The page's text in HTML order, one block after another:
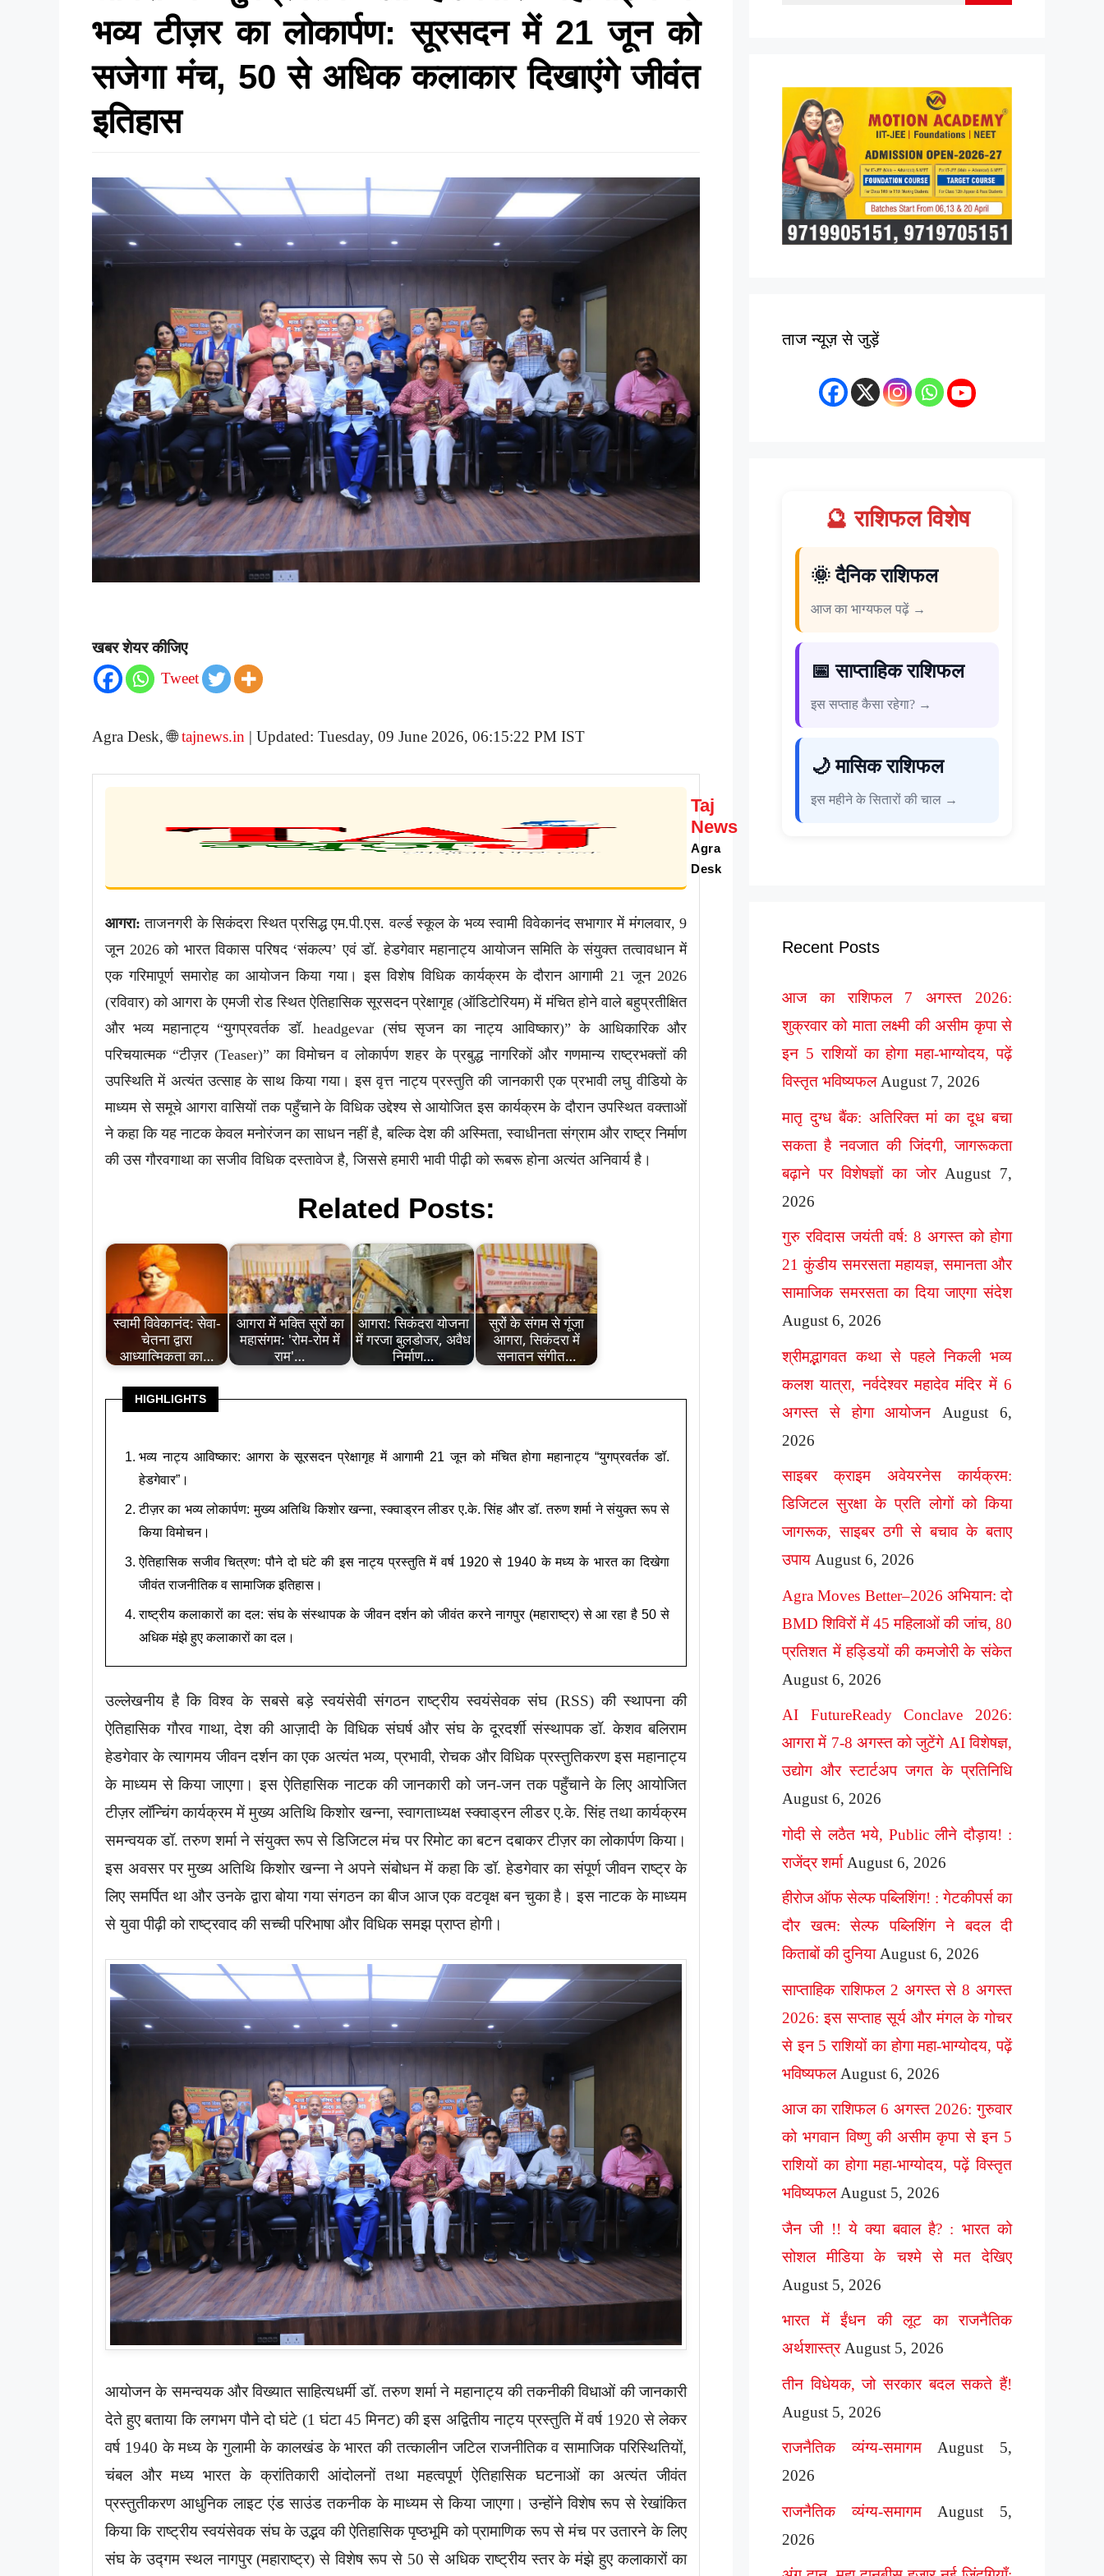
भव्य टीज़र का लोकार्पण: सूरसदन में 21 जून को
सजेगा मंच, 50 से अधिक कलाकार दिखाएंगे जीवंत
इतिहास
खबर शेयर कीजिए
Tweet
Agra Desk, 🌐tajnews.in | Updated: Tuesday, 09 June 2026, 06:15:22 PM IST
Taj
News
Agra
Desk
आगरा: ताजनगरी के सिकंदरा स्थित प्रसिद्ध एम.पी.एस. वर्ल्ड स्कूल के भव्य स्वामी विवेकानंद सभागार में मंगलवार, 9
जून 2026 को भारत विकास परिषद ‘संकल्प’ एवं डॉ. हेडगेवार महानाट्य आयोजन समिति के संयुक्त तत्वावधान में
एक गरिमापूर्ण समारोह का आयोजन किया गया। इस विशेष विधिक कार्यक्रम के दौरान आगामी 21 जून 2026
(रविवार) को आगरा के एमजी रोड स्थित ऐतिहासिक सूरसदन प्रेक्षागृह (ऑडिटोरियम) में मंचित होने वाले बहुप्रतीक्षित
और भव्य महानाट्य “युगप्रवर्तक डॉ. headgevar (संघ सृजन का नाट्य आविष्कार)” के आधिकारिक और
परिचयात्मक “टीज़र (Teaser)” का विमोचन व लोकार्पण शहर के प्रबुद्ध नागरिकों और गणमान्य राष्ट्रभक्तों की
उपस्थिति में अत्यंत उत्साह के साथ किया गया। इस वृत्त नाट्य प्रस्तुति की जानकारी एक प्रभावी लघु वीडियो के
माध्यम से समूचे आगरा वासियों तक पहुँचाने के विधिक उद्देश्य से आयोजित इस कार्यक्रम के दौरान उपस्थित वक्ताओं
ने कहा कि यह नाटक केवल मनोरंजन का साधन नहीं है, बल्कि देश की अस्मिता, स्वाधीनता संग्राम और राष्ट्र निर्माण
की उस गौरवगाथा का सजीव विधिक दस्तावेज है, जिससे हमारी भावी पीढ़ी को रूबरू होना अत्यंत अनिवार्य है।
Related Posts:
स्वामी विवेकानंद: सेवा-
चेतना द्वारा
आध्यात्मिकता का…
आगरा में भक्ति सुरों का
महासंगम: 'रोम-रोम में
राम'…
आगरा: सिकंदरा योजना
में गरजा बुलडोजर, अवैध
निर्माण…
सुरों के संगम से गूंजा
आगरा, सिकंदरा में
सनातन संगीत…
HIGHLIGHTS
भव्य नाट्य आविष्कार: आगरा के सूरसदन प्रेक्षागृह में आगामी 21 जून को मंचित होगा महानाट्य “युगप्रवर्तक डॉ.
हेडगेवार”।
टीज़र का भव्य लोकार्पण: मुख्य अतिथि किशोर खन्ना, स्क्वाड्रन लीडर ए.के. सिंह और डॉ. तरुण शर्मा ने संयुक्त रूप से
किया विमोचन।
ऐतिहासिक सजीव चित्रण: पौने दो घंटे की इस नाट्य प्रस्तुति में वर्ष 1920 से 1940 के मध्य के भारत का दिखेगा
जीवंत राजनीतिक व सामाजिक इतिहास।
राष्ट्रीय कलाकारों का दल: संघ के संस्थापक के जीवन दर्शन को जीवंत करने नागपुर (महाराष्ट्र) से आ रहा है 50 से
अधिक मंझे हुए कलाकारों का दल।
उल्लेखनीय है कि विश्व के सबसे बड़े स्वयंसेवी संगठन राष्ट्रीय स्वयंसेवक संघ (RSS) की स्थापना की
ऐतिहासिक गौरव गाथा, देश की आज़ादी के विधिक संघर्ष और संघ के दूरदर्शी संस्थापक डॉ. केशव बलिराम
हेडगेवार के त्यागमय जीवन दर्शन का एक अत्यंत भव्य, प्रभावी, रोचक और विधिक प्रस्तुतिकरण इस महानाट्य
के माध्यम से किया जाएगा। इस ऐतिहासिक नाटक की जानकारी को जन-जन तक पहुँचाने के लिए आयोजित
टीज़र लॉन्चिंग कार्यक्रम में मुख्य अतिथि किशोर खन्ना, स्वागताध्यक्ष स्क्वाड्रन लीडर ए.के. सिंह तथा कार्यक्रम
समन्वयक डॉ. तरुण शर्मा ने संयुक्त रूप से डिजिटल मंच पर रिमोट का बटन दबाकर टीज़र का लोकार्पण किया।
इस अवसर पर मुख्य अतिथि किशोर खन्ना ने अपने संबोधन में कहा कि डॉ. हेडगेवार का संपूर्ण जीवन राष्ट्र के
लिए समर्पित था और उनके द्वारा बोया गया संगठन का बीज आज एक वटवृक्ष बन चुका है। इस नाटक के माध्यम
से युवा पीढ़ी को राष्ट्रवाद की सच्ची परिभाषा और विधिक समझ प्राप्त होगी।
आयोजन के समन्वयक और विख्यात साहित्यधर्मी डॉ. तरुण शर्मा ने महानाट्य की तकनीकी विधाओं की जानकारी
देते हुए बताया कि लगभग पौने दो घंटे (1 घंटा 45 मिनट) की इस अद्वितीय नाट्य प्रस्तुति में वर्ष 1920 से लेकर
वर्ष 1940 के मध्य के गुलामी के कालखंड के भारत की तत्कालीन जटिल राजनीतिक व सामाजिक परिस्थितियों,
चंबल और मध्य भारत के क्रांतिकारी आंदोलनों तथा महत्वपूर्ण ऐतिहासिक घटनाओं का अत्यंत जीवंत
प्रस्तुतीकरण आधुनिक लाइट एंड साउंड तकनीक के माध्यम से किया जाएगा। उन्होंने विशेष रूप से रेखांकित
किया कि राष्ट्रीय स्वयंसेवक संघ के उद्भव की ऐतिहासिक पृष्ठभूमि को प्रामाणिक रूप से मंच पर उतारने के लिए
संघ के उद्गम स्थल नागपुर (महाराष्ट्र) से विशेष रूप से 50 से अधिक राष्ट्रीय स्तर के मंझे हुए कलाकारों का
ताज न्यूज़ से जुड़ें
🔮 राशिफल विशेष
🌞 दैनिक राशिफल
आज का भाग्यफल पढ़ें →
📅 साप्ताहिक राशिफल
इस सप्ताह कैसा रहेगा? →
🌙 मासिक राशिफल
इस महीने के सितारों की चाल →
Recent Posts
आज का राशिफल 7 अगस्त 2026:
शुक्रवार को माता लक्ष्मी की असीम कृपा से
इन 5 राशियों का होगा महा-भाग्योदय, पढ़ें
विस्तृत भविष्यफल August 7, 2026
मातृ दुग्ध बैंक: अतिरिक्त मां का दूध बचा
सकता है नवजात की जिंदगी, जागरूकता
बढ़ाने पर विशेषज्ञों का जोर August 7,
2026
गुरु रविदास जयंती वर्ष: 8 अगस्त को होगा
21 कुंडीय समरसता महायज्ञ, समानता और
सामाजिक समरसता का दिया जाएगा संदेश
August 6, 2026
श्रीमद्भागवत कथा से पहले निकली भव्य
कलश यात्रा, नर्वदेश्वर महादेव मंदिर में 6
अगस्त से होगा आयोजन
August 6,
2026
साइबर क्राइम अवेयरनेस कार्यक्रम:
डिजिटल सुरक्षा के प्रति लोगों को किया
जागरूक, साइबर ठगी से बचाव के बताए
उपाय August 6, 2026
Agra Moves Better–2026 अभियान: दो
BMD शिविरों में 45 महिलाओं की जांच, 80
प्रतिशत में हड्डियों की कमजोरी के संकेत
August 6, 2026
AI FutureReady Conclave 2026:
आगरा में 7-8 अगस्त को जुटेंगे AI विशेषज्ञ,
उद्योग और स्टार्टअप जगत के प्रतिनिधि
August 6, 2026
गोदी से लठैत भये, Public लीने दौड़ाय! :
राजेंद्र शर्मा August 6, 2026
हीरोज ऑफ सेल्फ पब्लिशिंग! : गेटकीपर्स का
दौर खत्म: सेल्फ पब्लिशिंग ने बदल दी
किताबों की दुनिया August 6, 2026
साप्ताहिक राशिफल 2 अगस्त से 8 अगस्त
2026: इस सप्ताह सूर्य और मंगल के गोचर
से इन 5 राशियों का होगा महा-भाग्योदय, पढ़ें
भविष्यफल August 6, 2026
आज का राशिफल 6 अगस्त 2026: गुरुवार
को भगवान विष्णु की असीम कृपा से इन 5
राशियों का होगा महा-भाग्योदय, पढ़ें विस्तृत
भविष्यफल August 5, 2026
जैन जी !! ये क्या बवाल है? : भारत को
सोशल मीडिया के चश्मे से मत देखिए
August 5, 2026
भारत में ईंधन की लूट का राजनैतिक
अर्थशास्त्र August 5, 2026
तीन विधेयक, जो सरकार बदल सकते हैं!
August 5, 2026
राजनैतिक व्यंग्य-समागम
August 5,
2026
राजनैतिक व्यंग्य-समागम
August 5,
2026